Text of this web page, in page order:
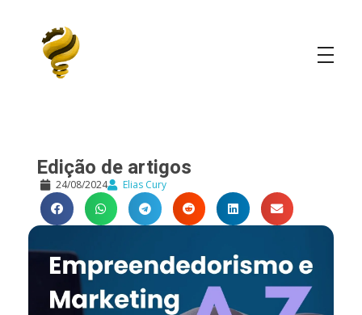
Edição de artigos
24/08/2024 Elias Cury